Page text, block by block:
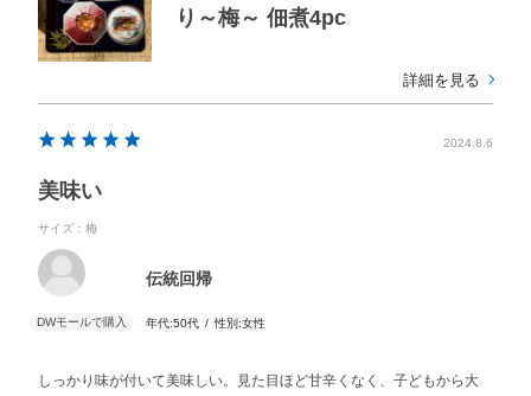
り～梅～ 佃煮4pc
詳細を見る
2024.8.6
美味い
サイズ：梅
伝統回帰
年代:50代 性別:女性
しっかり味が付いて美味しい。見た目ほど甘辛くなく、子どもから大